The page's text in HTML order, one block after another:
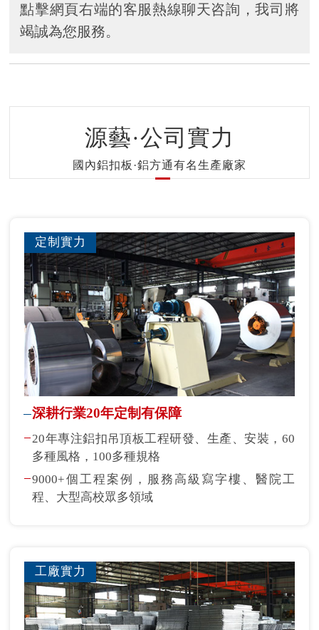
點擊網頁右端的客服熱線聊天咨詢，我司將
竭誠為您服務。
源藝·公司實力
國內鋁扣板·鋁方通有名生產廠家
定制實力
深耕行業20年定制有保障
20年專注鋁扣吊頂板工程研發、生產、安裝，60
多種風格，100多種規格
9000+個工程案例，服務高級寫字樓、醫院工
程、大型高校眾多領域
工廠實力